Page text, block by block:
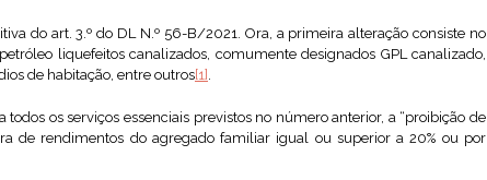
do art. 3.º do DL N.º 56-B/2021. Ora, a primeira alteração consiste no
liquefeitos canalizados, comumente designados GPL canalizado,
de habitação, entre outros[1] .
os serviços essenciais previstos no número anterior, a “proibição de
de rendimentos do agregado familiar igual ou superior a 20% ou por